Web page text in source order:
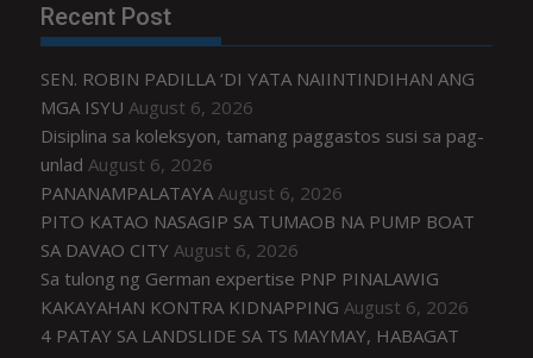
Recent Post
SEN. ROBIN PADILLA ‘DI YATA NAIINTINDIHAN ANG
MGA ISYU August 6, 2026
Disiplina sa koleksyon, tamang paggastos susi sa pag-
unlad August 6, 2026
PANANAMPALATAYA August 6, 2026
PITO KATAO NASAGIP SA TUMAOB NA PUMP BOAT
SA DAVAO CITY August 6, 2026
Sa tulong ng German expertise PNP PINALAWIG
KAKAYAHAN KONTRA KIDNAPPING August 6, 2026
4 PATAY SA LANDSLIDE SA TS MAYMAY, HABAGAT